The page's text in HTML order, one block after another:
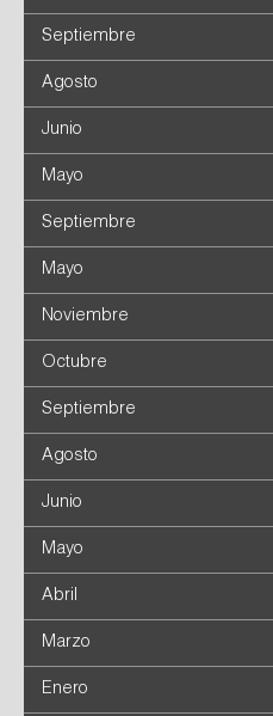
Septiembre
Agosto
Junio
Mayo
Septiembre
Mayo
Noviembre
Octubre
Septiembre
Agosto
Junio
Mayo
Abril
Marzo
Enero